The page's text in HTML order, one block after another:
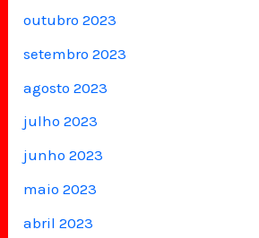
outubro 2023
setembro 2023
agosto 2023
julho 2023
junho 2023
maio 2023
abril 2023